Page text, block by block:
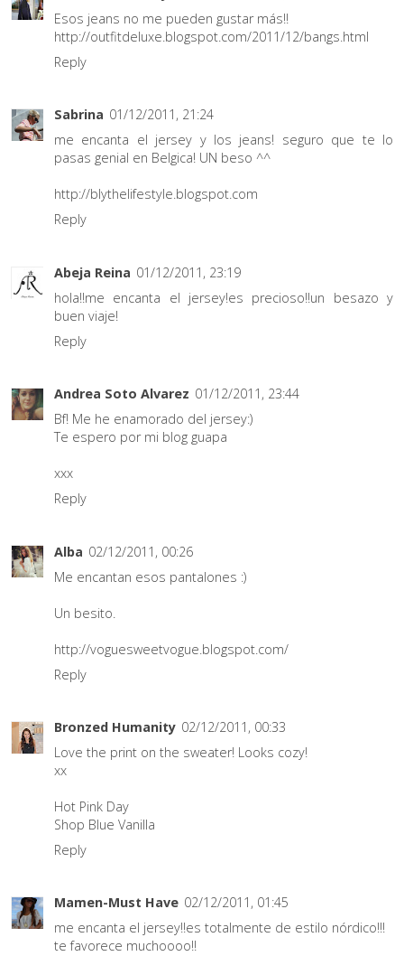
Esos jeans no me pueden gustar más!!
http://outfitdeluxe.blogspot.com/2011/12/bangs.html
Reply
Sabrina 01/12/2011, 21:24
me encanta el jersey y los jeans! seguro que te lo
pasas genial en Belgica! UN beso ^^
http://blythelifestyle.blogspot.com
Reply
Abeja Reina 01/12/2011, 23:19
hola!!me encanta el jersey!es precioso!!un besazo y
buen viaje!
Reply
Andrea Soto Alvarez 01/12/2011, 23:44
Bf! Me he enamorado del jersey:)
Te espero por mi blog guapa
xxx
Reply
Alba 02/12/2011, 00:26
Me encantan esos pantalones :)
Un besito.
http://voguesweetvogue.blogspot.com/
Reply
Bronzed Humanity 02/12/2011, 00:33
Love the print on the sweater! Looks cozy!
xx
Hot Pink Day
Shop Blue Vanilla
Reply
Mamen-Must Have 02/12/2011, 01:45
me encanta el jersey!!es totalmente de estilo nórdico!!!
te favorece muchoooo!!